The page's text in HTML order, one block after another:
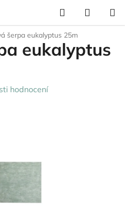
Hledat
KOŠÍK
šerpa eukalyptus 25m
eukalyptus
hodnocení